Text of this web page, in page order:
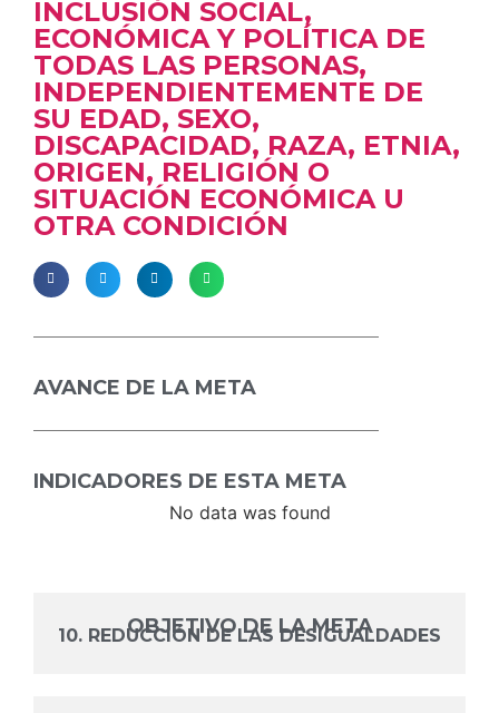
INCLUSIÓN SOCIAL,
ECONÓMICA Y POLÍTICA DE
TODAS LAS PERSONAS,
INDEPENDIENTEMENTE DE
SU EDAD, SEXO,
DISCAPACIDAD, RAZA, ETNIA,
ORIGEN, RELIGIÓN O
SITUACIÓN ECONÓMICA U
OTRA CONDICIÓN
AVANCE DE LA META
INDICADORES DE ESTA META
No data was found
OBJETIVO DE LA META
10. REDUCCIÓN DE LAS DESIGUALDADES